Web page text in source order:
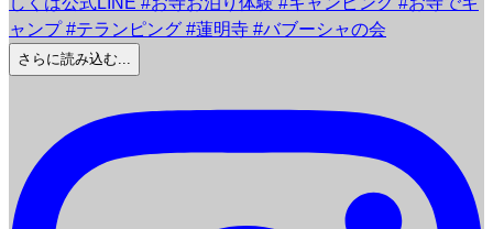
さらに読み込む...